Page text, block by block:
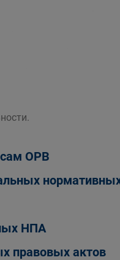
ОРВ
НПА
правовых актов